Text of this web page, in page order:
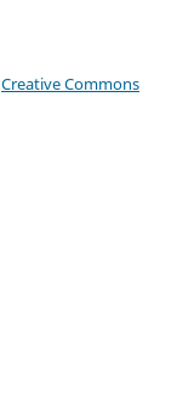
Creative Commons